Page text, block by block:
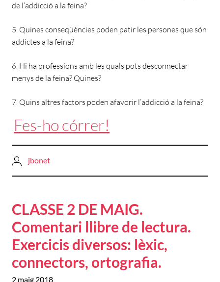
de l’addicció a la feina?
5. Quines conseqüències poden patir les persones que són
addictes a la feina?
6. Hi ha professions amb les quals pots desconnectar
menys de la feina? Quines?
7. Quins altres factors poden afavorir l’addicció a la feina?
Fes-ho córrer!
jbonet
CLASSE 2 DE MAIG.
Comentari llibre de lectura.
Exercicis diversos: lèxic,
connectors, ortografia.
2 maig 2018